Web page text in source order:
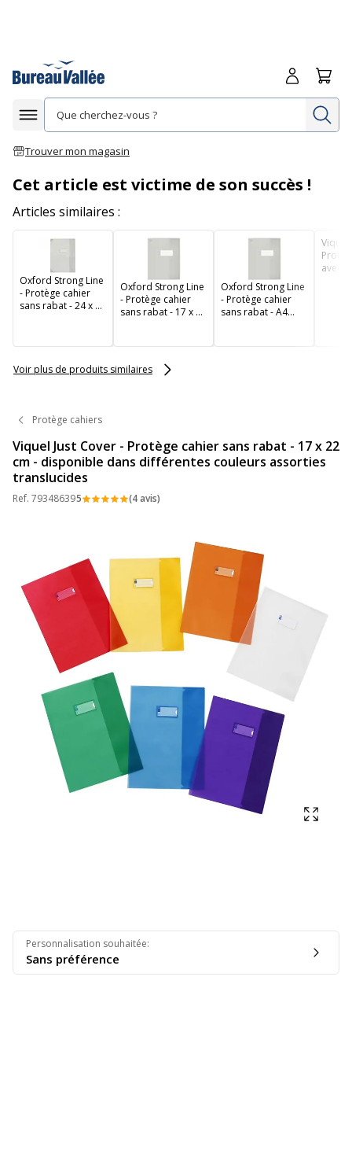
Afficher la navigation
Trouver mon magasin
Me
Cet article est victime de son succès !
Articles similaires :
Oxford Strong Line
- Protège cahier
sans rabat - 24 x 32
Oxford Strong Line
- Protège cahier
sans rabat - 17 x 22
Oxford Strong Line
- Protège cahier
sans rabat - A4
translucide
Viquel
avec
Voir plus de produits similaires
Protège cahiers
Viquel Just Cover - Protège cahier sans rabat - 17 x 22
cm - disponible dans différentes couleurs assorties
translucides
Ref. 793486395 (4 avis)
Personnalisation souhaitée:
Sans préférence